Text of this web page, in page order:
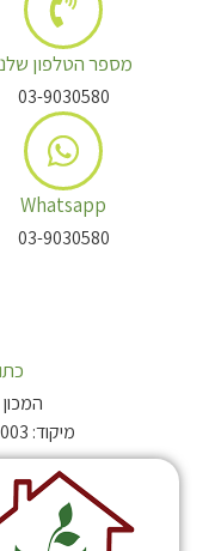
מספר הטלפון
03-9030580
Whatsapp
03-9030580
מיקוד: 4081003 תא-דואר: 176 אלעד